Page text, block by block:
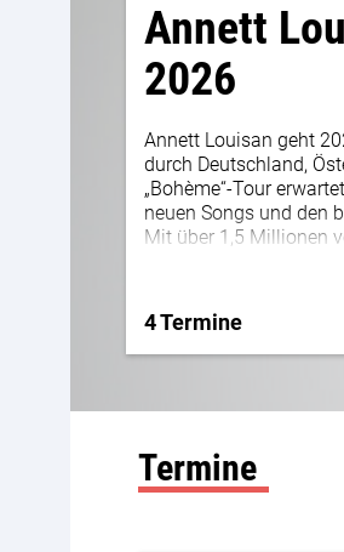
Annett
2026
Annett Louisan geht
durch Deutschland,
„Bohème“-Tour
neuen Songs und den
Mit über 1,5 Millionen
gehört Annett Louisan
Musikszene. Ihre
mit einer
besonderen Erlebnis.
4 Termine
Termine